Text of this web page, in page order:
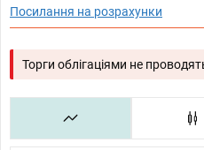
Посилання на розрахунки
Торги облігаціями не